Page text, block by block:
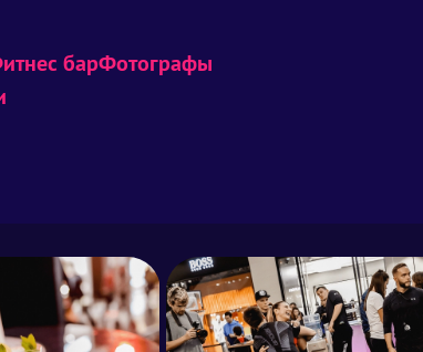
барФотографы